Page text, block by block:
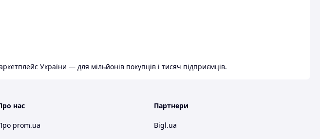
України — для мільйонів покупців і тисяч підприємців.
нас
prom.ua
Партнери
Bigl.ua